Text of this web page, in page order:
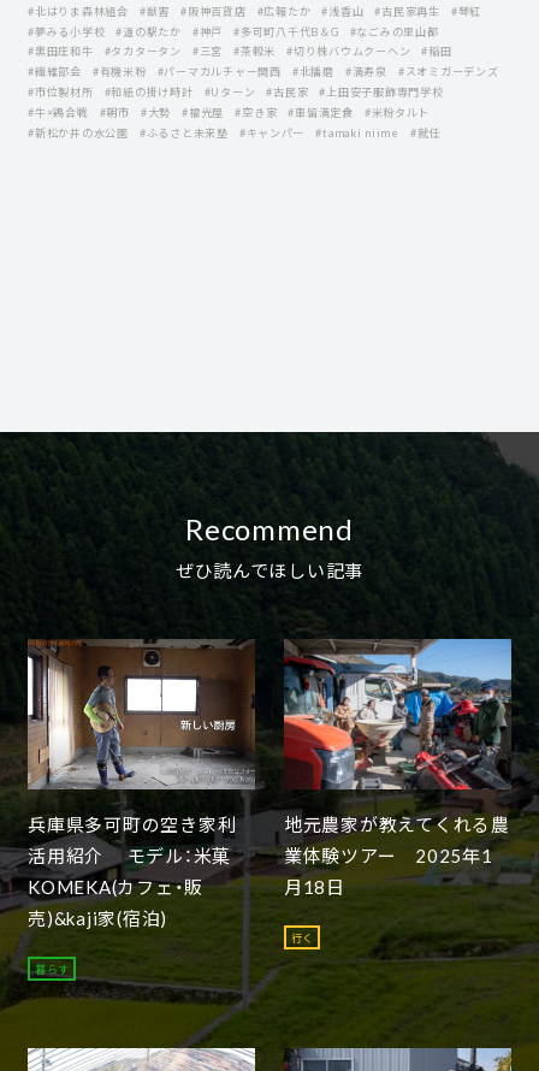
#北はりま森林組合
#獣害 #阪神百貨店 #広報たか #浅香山 #古民家再生
#琴紅
#夢みる小学校
#道の駅たか #神戸 #多可町八千代B＆G
#なごみの里山都
#黒田庄和牛
#タカタータン #三宮 #茶穀米 #切り株バウムクーヘン
#稲田
#繊維部会
#有機米粉 #パーマカルチャー関西 #北播磨 #満寿泉
#スオミガーデンズ
#市位製材所
#和紙の掛け時計 #Uターン #古民家
#上田安子服飾専門学校
#牛×鶏合戦
#朝市 #大勢 #福光屋 #空き家 #車留満定食
#米粉タルト
#新松か井の水公園
#ふるさと未来塾 #キャンパー #tamaki niime #就任
Recommend
ぜひ読んでほしい記事
兵庫県多可町の空き家利
活用紹介 モデル：米菓
KOMEKA(カフェ・販
売)&kaji家(宿泊)
暮らす
地元農家が教えてくれる農
業体験ツアー 2025年1
月18日
行く